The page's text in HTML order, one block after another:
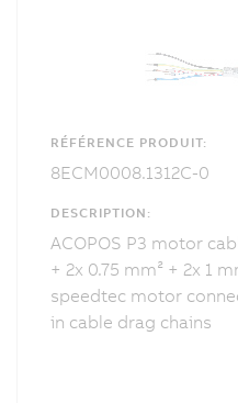
RÉFÉRENCE PRODUIT:
8ECM0008.1312C-0
DESCRIPTION:
ACOPOS P3 motor
+ 2x 0.75 mm² + 2x 1
speedtec motor
in cable drag chains